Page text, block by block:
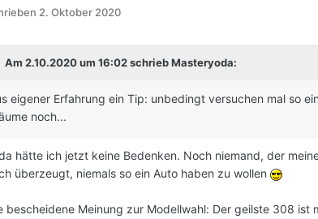
2. Oktober 2020
Am 2.10.2020 um 16:02 schrieb Masteryoda:
eigener Erfahrung ein Tip: unbedingt versuchen mal so
noch...
hätte ich jetzt keine Bedenken. Noch niemand, der
überzeugt, niemals so ein Auto haben zu wollen
bescheidene Meinung zur Modellwahl: Der geilste 308 ist